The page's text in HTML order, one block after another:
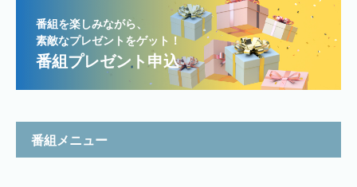
番組を楽しみながら、
素敵なプレゼントをゲット！
番組プレゼント申込
番組メニュー